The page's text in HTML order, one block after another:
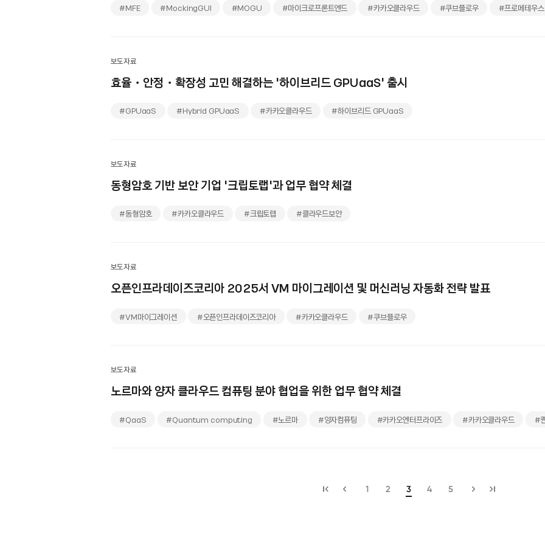
#MFE #MockingGUI #MOGU #마이크로프론트엔드 #카카오클라우드 #쿠브플로우 #프로메테우스
보도자료
효율・안정・확장성 고민 해결하는 ‘하이브리드 GPUaaS’ 출시
#GPUaaS #Hybrid GPUaaS #카카오클라우드 #하이브리드 GPUaaS
보도자료
동형암호 기반 보안 기업 ‘크립토랩’과 업무 협약 체결
#동형암호 #카카오클라우드 #크립토랩 #클라우드보안
보도자료
오픈인프라데이즈코리아 2025서VM 마이그레이션 및 머신러닝 자동화 전략 발표
#VM마이그레이션 #오픈인프라데이즈코리아 #카카오클라우드 #쿠브플로우
보도자료
노르마와 양자 클라우드 컴퓨팅 분야 협업을 위한 업무 협약 체결
#QaaS #Quantum computing #노르마 #양자컴퓨팅 #카카오엔터프라이즈 #카카오클라우드 #
1 2 3 4 5